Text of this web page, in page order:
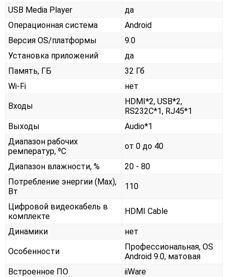
USB Media Player
да
Операционная система
Android
Версия OS/платформы
9.0
Установка приложений
да
Память, ГБ
32 Гб
Wi-Fi
нет
Входы
HDMI*2, USB*2,
RS232С*1, RJ45*1
Выходы
Audio*1
Диапазон рабочих
ремператур, ⁰С
от 0 до 40
Диапазон влажности, %
20 - 80
Потребление энергии (Max),
Вт
110
Цифровой видеокабель в
комплекте
HDMI Cable
Динамики нет
Особенности
Профессиональная, OS
Android 9.0, матовая
Встроенное ПО
iiWare